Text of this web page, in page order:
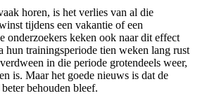
horen, is het verlies van al die
tijdens een vakantie of een
onderzoekers keken ook naar dit effect
hun trainingsperiode tien weken lang rust
in die periode grotendeels weer,
is. Maar het goede nieuws is dat de
behouden bleef.